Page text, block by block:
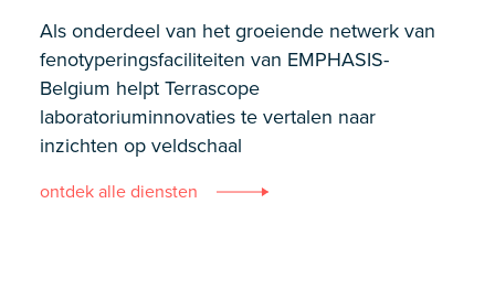
Als onderdeel van het groeiende netwerk van
fenotyperingsfaciliteiten van EMPHASIS-
Belgium helpt Terrascope
laboratoriuminnovaties te vertalen naar
inzichten op veldschaal
ontdek alle diensten